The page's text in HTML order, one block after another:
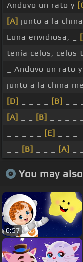
Anduvo un rato y
[A] junto a la
Luna envidiosa, _
tenía celos, celos
_ Anduvo un rato y
junto a la china
[D]
[B]
[A]
[B]
[E]
[B] [A]
You may
6:57